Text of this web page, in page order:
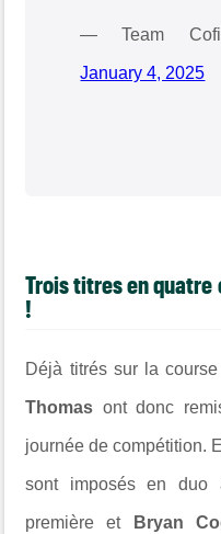
— Team
January 4, 2025
Trois titres en quatre
!
Déjà titrés sur la
Thomas ont donc
journée de compétition.
sont imposés en duo
première et Bryan